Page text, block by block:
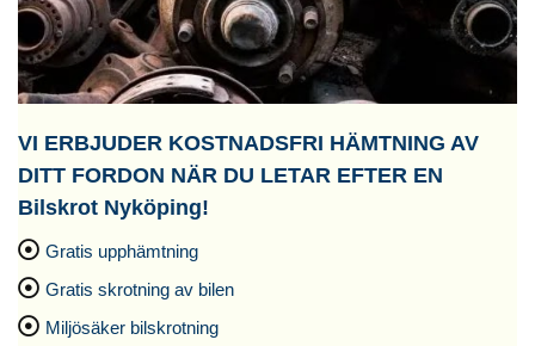
VI ERBJUDER KOSTNADSFRI HÄMTNING AV
DITT FORDON NÄR DU LETAR EFTER EN
Bilskrot Nyköping!
Gratis upphämtning
Gratis skrotning av bilen
Miljösäker bilskrotning